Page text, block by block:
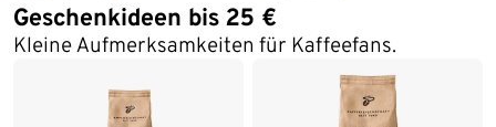
Geschenkideen bis 25 €
Kleine Aufmerksamkeiten für Kaffeefans.